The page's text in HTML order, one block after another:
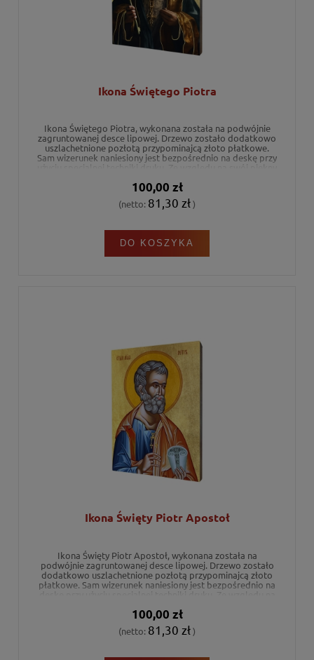
Ikona Świętego Piotra
Ikona Świętego Piotra, wykonana została na podwójnie
zagruntowanej desce lipowej. Drzewo zostało dodatkowo
uszlachetnione pozłotą przypominajcą złoto płatkowe.
Sam wizerunek naniesiony jest bezpośrednio na deskę przy
użyciu specjalnej techniki druku. Ze względu na swój piękny
prezent religijny na każdą okazję.
100,00 zł
(netto: 81,30 zł)
DO KOSZYKA
Ikona Święty Piotr Apostoł
Ikona Święty Piotr Apostoł, wykonana została na
podwójnie zagruntowanej desce lipowej. Drzewo zostało
dodatkowo uszlachetnione pozłotą przypominajcą złoto
płatkowe. Sam wizerunek naniesiony jest bezpośrednio na
deskę przy użyciu specjalnej techniki druku. Ze względu na
niezwykły prezent religijny na każdą okazję.
100,00 zł
(netto: 81,30 zł)